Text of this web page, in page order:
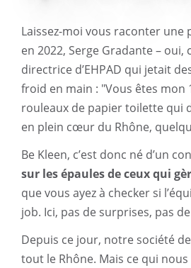
Laissez-moi vous raconter
en 2022, Serge Gradante –
directrice d’EHPAD qui jetait
froid en main : "Vous êtes mon
rouleaux de papier toilette qui
en plein cœur du Rhône,
Be Kleen, c’est donc né d’un
sur les épaules de ceux qui
que vous ayez à checker si
job. Ici, pas de surprises, pas
Depuis ce jour, notre société de
tout le Rhône. Mais ce qui